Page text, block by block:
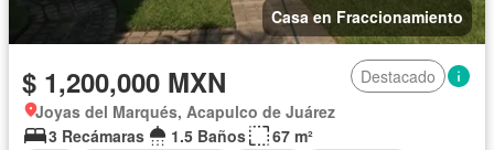
Casa en Fraccionamiento
$ 1,200,000 MXN
Destacado
Joyas del Marqués, Acapulco de Juárez
3 Recámaras
1.5 Baños
67 m²